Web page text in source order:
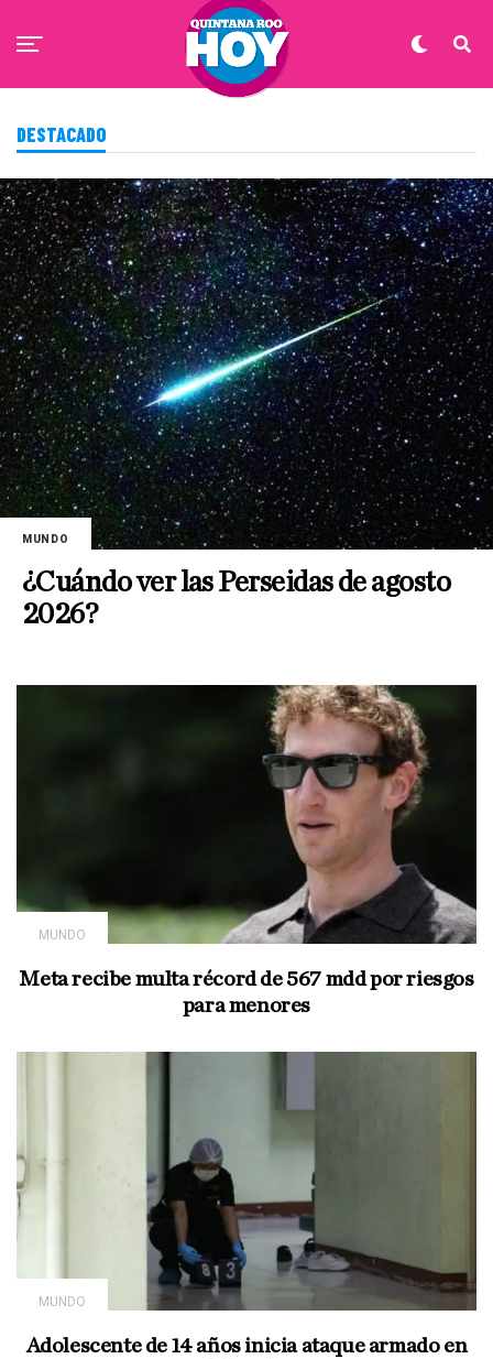
DESTACADO
MUNDO
¿Cuándo ver las Perseidas de agosto
2026?
MUNDO
Meta recibe multa récord de 567 mdd por riesgos
para menores
MUNDO
Adolescente de 14 años inicia ataque armado en